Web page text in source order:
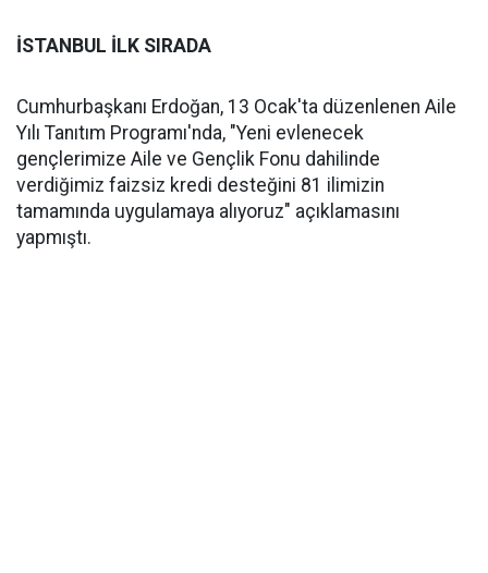
İSTANBUL İLK SIRADA
Cumhurbaşkanı Erdoğan, 13 Ocak'ta düzenlenen Aile
Yılı Tanıtım Programı'nda, "Yeni evlenecek
gençlerimize Aile ve Gençlik Fonu dahilinde
verdiğimiz faizsiz kredi desteğini 81 ilimizin
tamamında uygulamaya alıyoruz" açıklamasını
yapmıştı.